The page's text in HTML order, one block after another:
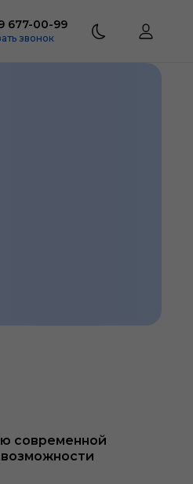
677-00-99
звонок
современной